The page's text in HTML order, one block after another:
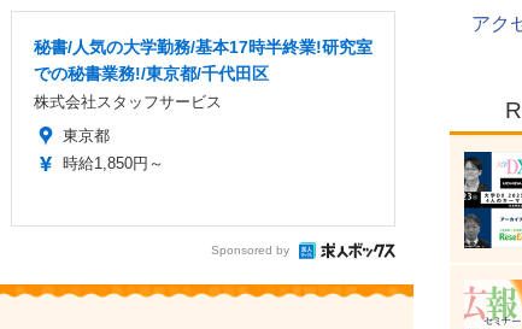
秘書/人気の大学勤務/基本17時半終業!研究室
での秘書業務!/東京都/千代田区
株式会社スタッフサービス
東京都
時給1,850円～
Sponsored by
アク